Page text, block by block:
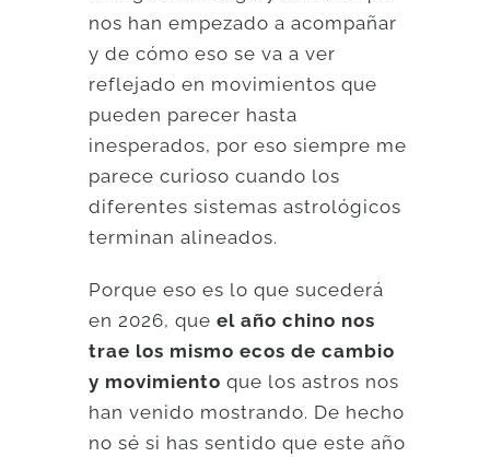
nos han empezado a acompañar
y de cómo eso se va a ver
reflejado en movimientos que
pueden parecer hasta
inesperados, por eso siempre me
parece curioso cuando los
diferentes sistemas astrológicos
terminan alineados.
Porque eso es lo que sucederá
en 2026, queel año chino nos
trae los mismo ecos de cambio
y movimiento que los astros nos
han venido mostrando. De hecho
no sé si has sentido que este año